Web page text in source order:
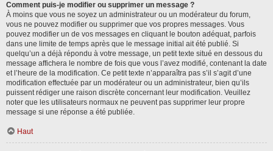
Comment puis-je modifier ou supprimer un message ?
À moins que vous ne soyez un administrateur ou un modérateur du forum,
vous ne pouvez modifier ou supprimer que vos propres messages. Vous
pouvez modifier un de vos messages en cliquant le bouton adéquat, parfois
dans une limite de temps après que le message initial ait été publié. Si
quelqu’un a déjà répondu à votre message, un petit texte situé en dessous du
message affichera le nombre de fois que vous l’avez modifié, contenant la date
et l’heure de la modification. Ce petit texte n’apparaîtra pas s’il s’agit d’une
modification effectuée par un modérateur ou un administrateur, bien qu’ils
puissent rédiger une raison discrète concernant leur modification. Veuillez
noter que les utilisateurs normaux ne peuvent pas supprimer leur propre
message si une réponse a été publiée.
Haut